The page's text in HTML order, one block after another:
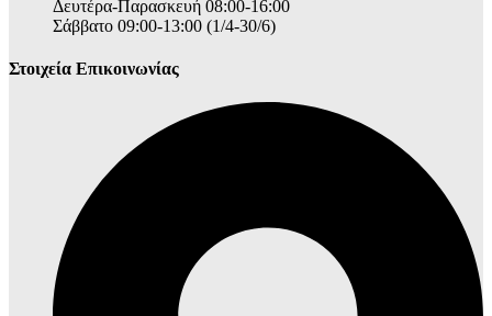
Δευτέρα-Παρασκευή 08:00-16:00
Σάββατο 09:00-13:00 (1/4-30/6)
Στοιχεία Επικοινωνίας